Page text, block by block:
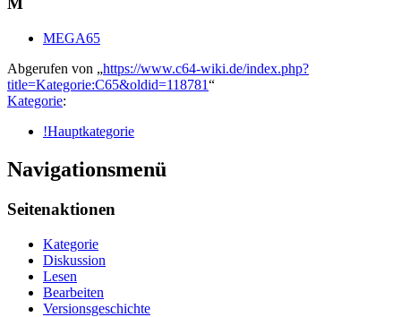
MEGA65
Abgerufen von „https://www.c64-wiki.de/index.php?
title=Kategorie:C65&oldid=118781“
Kategorie:
!Hauptkategorie
Navigationsmenü
Seitenaktionen
Kategorie
Diskussion
Lesen
Bearbeiten
Versionsgeschichte